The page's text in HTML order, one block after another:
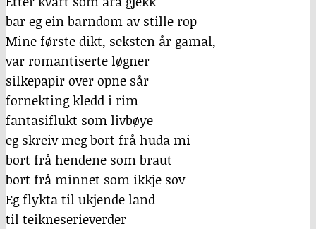
bar eg ein barndom av stille rop
Mine første dikt, seksten år gamal,
var romantiserte løgner
silkepapir over opne sår
fornekting kledd i rim
fantasiflukt som livbøye
eg skreiv meg bort frå huda mi
bort frå hendene som braut
bort frå minnet som ikkje sov
Eg flykta til ukjende land
til teikneserieverder